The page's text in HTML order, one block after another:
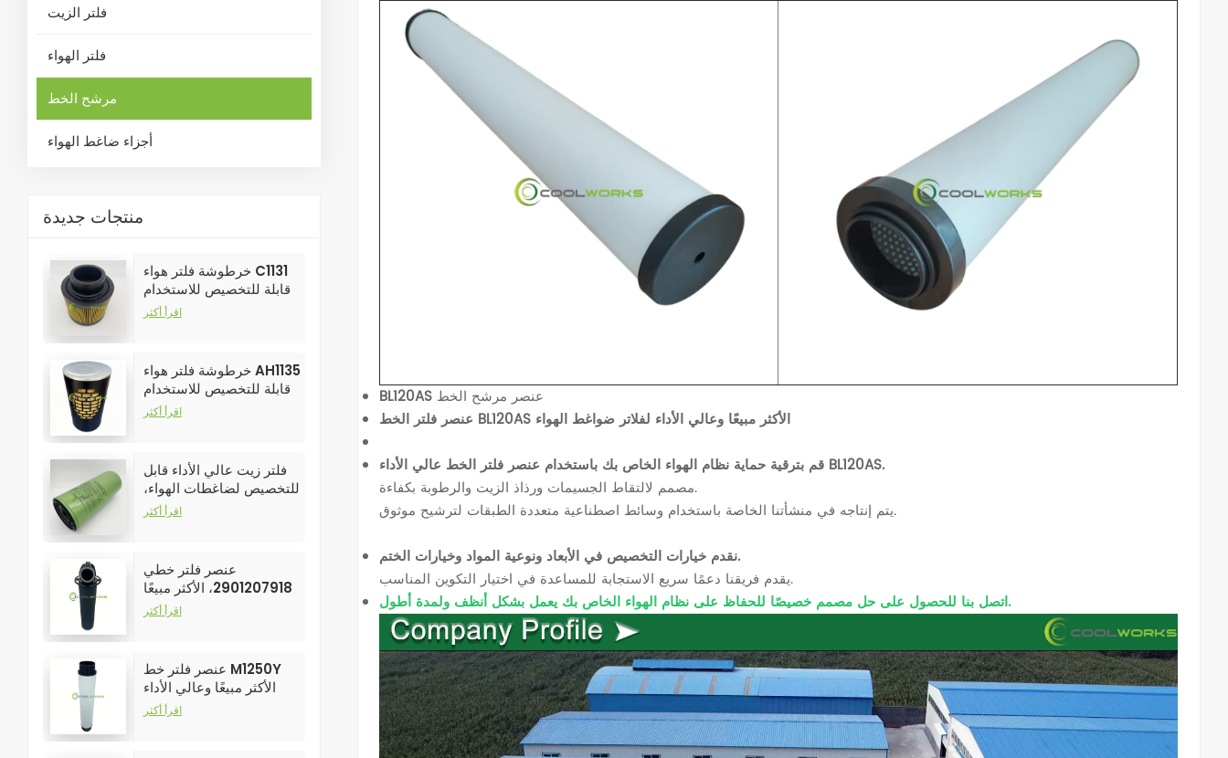
فلتر الزيت
فلتر الهواء
مرشح الخط
أجزاء ضاغط الهواء
منتجات جديدة
خرطوشة فلتر هواء C1131
قابلة للتخصيص للاستخدام
الصناعي في فلاتر ضواغط
اقرأ أكثر
خرطوشة فلتر هواء AH1135
قابلة للتخصيص للاستخدام
الصناعي في فلاتر ضواغط
اقرأ أكثر
فلتر زيت عالي الأداء قابل
للتخصيص لضاغطات الهواء،
اقرأ أكثر
عنصر فلتر خطي
2901207918، الأكثر مبيعًا
وعالي الأداء لفلاتر ضواغط
اقرأ أكثر
عنصر فلتر خط M1250Y
الأكثر مبيعًا وعالي الأداء
لفلاتر ضواغط الهواء
اقرأ أكثر
BL120AS عنصر مرشح الخط
عنصر فلتر الخط BL120AS الأكثر مبيعًا وعالي الأداء لفلاتر ضواغط الهواء
قم بترقية حماية نظام الهواء الخاص بك باستخدام عنصر فلتر الخط عالي الأداء BL120AS.
مصمم لالتقاط الجسيمات ورذاذ الزيت والرطوبة بكفاءة.
يتم إنتاجه في منشأتنا الخاصة باستخدام وسائط اصطناعية متعددة الطبقات لترشيح موثوق.
نقدم خيارات التخصيص في الأبعاد ونوعية المواد وخيارات الختم.
يقدم فريقنا دعمًا سريع الاستجابة للمساعدة في اختيار التكوين المناسب.
اتصل بنا للحصول على حل مصمم خصيصًا للحفاظ على نظام الهواء الخاص بك يعمل بشكل أنظف ولمدة أطول.